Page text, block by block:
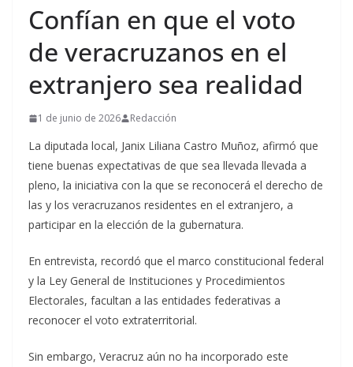
Confían en que el voto
de veracruzanos en el
extranjero sea realidad
1 de junio de 2026 Redacción
La diputada local, Janix Liliana Castro Muñoz, afirmó que
tiene buenas expectativas de que sea llevada llevada a
pleno, la iniciativa con la que se reconocerá el derecho de
las y los veracruzanos residentes en el extranjero, a
participar en la elección de la gubernatura.
En entrevista, recordó que el marco constitucional federal
y la Ley General de Instituciones y Procedimientos
Electorales, facultan a las entidades federativas a
reconocer el voto extraterritorial.
Sin embargo, Veracruz aún no ha incorporado este